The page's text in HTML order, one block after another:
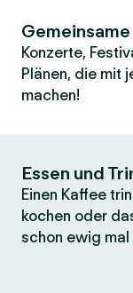
Konzerte,
Plänen, die mit
machen!
Essen und
Einen Kaffee
kochen oder
schon ewig